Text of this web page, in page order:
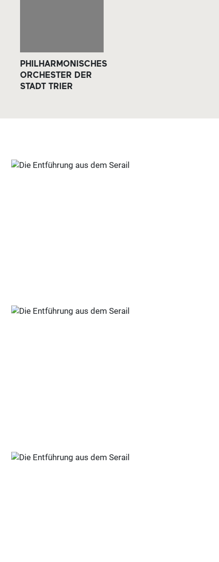
PHILHARMONISCHES
ORCHESTER DER
STADT TRIER